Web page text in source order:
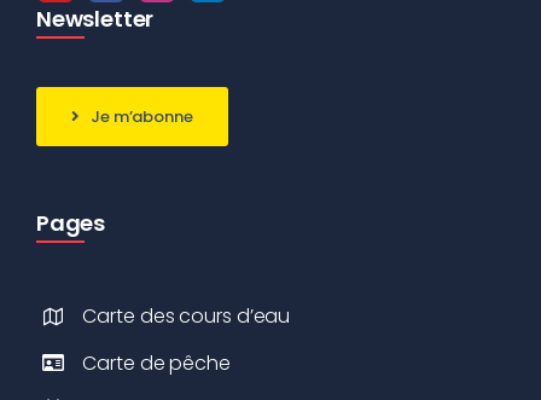
Newsletter
Je m’abonne
Pages
Carte des cours d’eau
Carte de pêche